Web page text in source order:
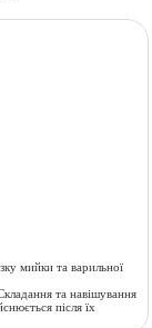
мийки та варильної
та навішування
після їх